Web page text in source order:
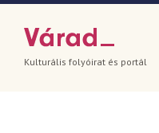
Kulturális folyóirat és portál